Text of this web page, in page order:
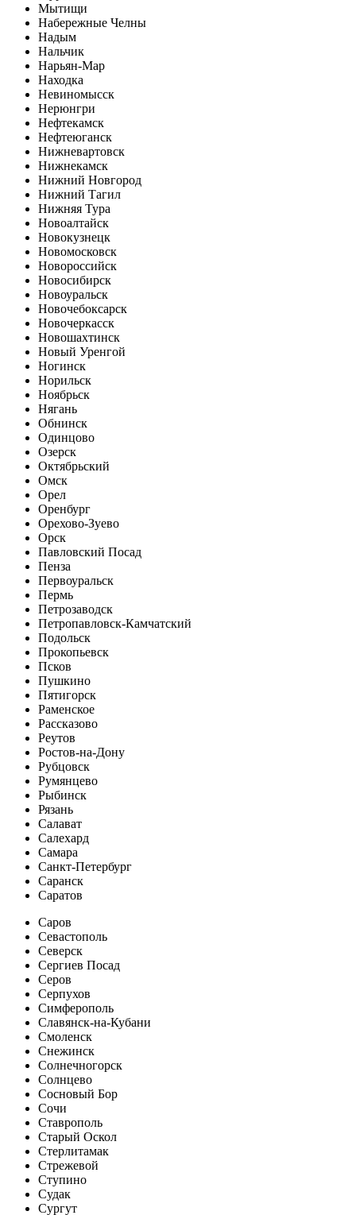
Мытищи
Набережные Челны
Надым
Нальчик
Нарьян-Мар
Находка
Невиномысск
Нерюнгри
Нефтекамск
Нефтеюганск
Нижневартовск
Нижнекамск
Нижний Новгород
Нижний Тагил
Нижняя Тура
Новоалтайск
Новокузнецк
Новомосковск
Новороссийск
Новосибирск
Новоуральск
Новочебоксарск
Новочеркасск
Новошахтинск
Новый Уренгой
Ногинск
Норильск
Ноябрьск
Нягань
Обнинск
Одинцово
Озерск
Октябрьский
Омск
Орел
Оренбург
Орехово-Зуево
Орск
Павловский Посад
Пенза
Первоуральск
Пермь
Петрозаводск
Петропавловск-Камчатский
Подольск
Прокопьевск
Псков
Пушкино
Пятигорск
Раменское
Рассказово
Реутов
Ростов-на-Дону
Рубцовск
Румянцево
Рыбинск
Рязань
Салават
Салехард
Самара
Санкт-Петербург
Саранск
Саратов
Саров
Севастополь
Северск
Сергиев Посад
Серов
Серпухов
Симферополь
Славянск-на-Кубани
Смоленск
Снежинск
Солнечногорск
Солнцево
Сосновый Бор
Сочи
Ставрополь
Старый Оскол
Стерлитамак
Стрежевой
Ступино
Судак
Сургут